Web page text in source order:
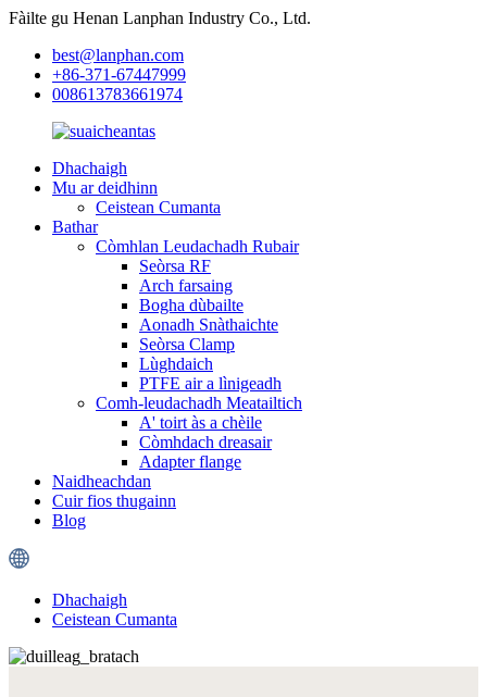
Fàilte gu Henan Lanphan Industry Co., Ltd.
best@lanphan.com
+86-371-67447999
008613783661974
Dhachaigh
Mu ar deidhinn
Ceistean Cumanta
Bathar
Còmhlan Leudachadh Rubair
Seòrsa RF
Arch farsaing
Bogha dùbailte
Aonadh Snàthaichte
Seòrsa Clamp
Lùghdaich
PTFE air a lìnigeadh
Comh-leudachadh Meatailtich
A' toirt às a chèile
Còmhdach dreasair
Adapter flange
Naidheachdan
Cuir fios thugainn
Blog
Dhachaigh
Ceistean Cumanta